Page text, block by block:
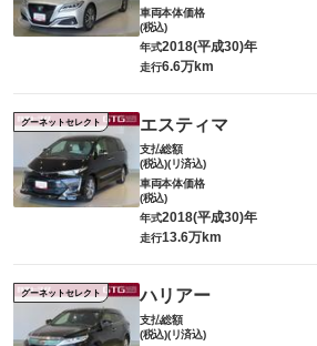
車両本体価格
(税込)
年式2018(平成30)年
走行6.6万km
グーネットセレクト エスティマ
支払総額
(税込)(リ済込)
車両本体価格
(税込)
年式2018(平成30)年
走行13.6万km
グーネットセレクト ハリアー
支払総額
(税込)(リ済込)